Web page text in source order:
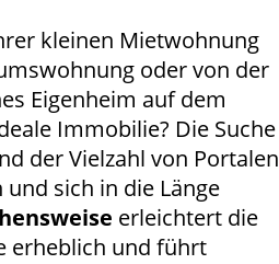
kleinen Mietwohnung
oder von der
Eigenheim auf dem
Immobilie? Die Suche
der Vielzahl von Portalen
sich in die Länge
erleichtert die
erheblich und führt